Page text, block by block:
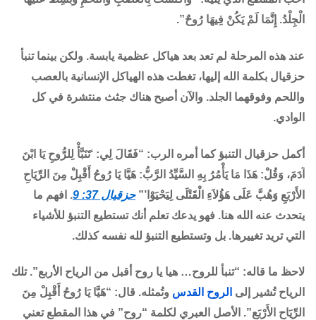
الْجِلْدُ. إِنَّمَا لَمْ يَكُنْ فِيهَا رُوحٌ”.
عند هذه المرحلة لم تعد بعد هياكل عظمية يابسة. ولكن بينما تنبأ
حزقيال بكلمة الله إليها، تغطت هذه الهياكل الإنسانية بالعصب
واللحم وفوقهما الجلد. والآن أصبح هناك جثث منتشرة في كل
الوادي.
أكمل حزقيال التنبؤ كما أمره الرب: “فَقَالَ لِي: ‘تَنَبَّأْ لِلرُّوحِ يَا ابْنَ
آدَمَ، وَقُلْ: هَذَا مَا يَأْمُرُ بِهِ السَّيِّدُ الرَّبُّ: هَيَّا يَا رُوحُ أَقْبِلْ مِنَ الرِّيَاحِ
الأَرْبَعِ وَهُبَّ عَلَى هَؤُلاَءِ الْقَتْلَى لِيَحْيَوْا’”حزقيال 37: 9
. افهم ما
يتحدث عنه الله هنا. فهو يدعك تعلم أنك تستطيع التنبؤ للأشياء
التي تريد تغييرها. بل وتستطيع التنبؤ لله نفسه كذلك.
لاحظ ما قاله: “تنبأ للروح… هيا يا روح أقبل من الرياح الأربع”. تلك
الرياح تُشير إلى الروح القدس وتُمثله. قال: “هَيَّا يَا رُوحُ أَقْبِلْ مِنَ
الرِّيَاحِ الأَرْبَعِ”. الأصل العبري لكلمة “روح” في هذا المقطع تعني